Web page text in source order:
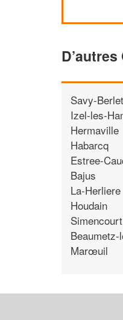
Savy-
Izel-les-
Hermaville
Habarcq
Estree-
Bajus
La-Herliere
Houdain
Simencourt
Beaumetz-
Marœuil